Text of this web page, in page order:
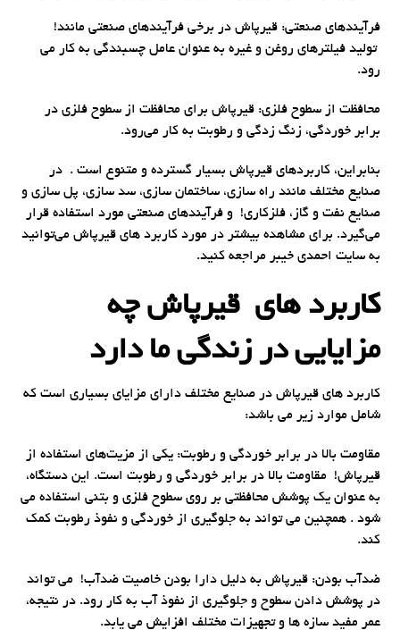
فرآیندهای صنعتی: قیرپاش در برخی فرآیندهای صنعتی مانند!
تولید فیلترهای روغن و غیره به عنوان عامل چسبندگی به کار می
رود.
محافظت از سطوح فلزی: قیرپاش برای محافظت از سطوح فلزی در
برابر خوردگی، زنگ زدگی و رطوبت به کار می‌رود.
بنابراین، کاربردهای قیرپاش بسیار گسترده و متنوع است . در
صنایع مختلف مانند راه سازی، ساختمان سازی، سد سازی، پل سازی و
صنایع نفت و گاز، فلزکاری! و فرآیندهای صنعتی مورد استفاده قرار
می‌گیرد. برای مشاهده بیشتر در مورد کاربرد های قیرپاش می‌توانید
به سایت احمدی خیبر مراجعه کنید.
کاربرد های قیرپاش چه
مزایایی در زندگی ما دارد
کاربرد های قیرپاش در صنایع مختلف دارای مزایای بسیاری است که
شامل موارد زیر می باشد:
مقاومت بالا در برابر خوردگی و رطوبت: یکی از مزیت‌های استفاده از
قیرپاش! مقاومت بالا در برابر خوردگی و رطوبت است. این دستگاه،
به عنوان یک پوشش محافظتی بر روی سطوح فلزی و بتنی استفاده می
شود . همچنین می تواند به جلوگیری از خوردگی و نفوذ رطوبت کمک
کند.
ضدآب بودن: قیرپاش به دلیل دارا بودن خاصیت ضدآب! می تواند
در پوشش دادن سطوح و جلوگیری از نفوذ آب به کار رود. در نتیجه،
عمر مفید سازه ها و تجهیزات مختلف افزایش می یابد.